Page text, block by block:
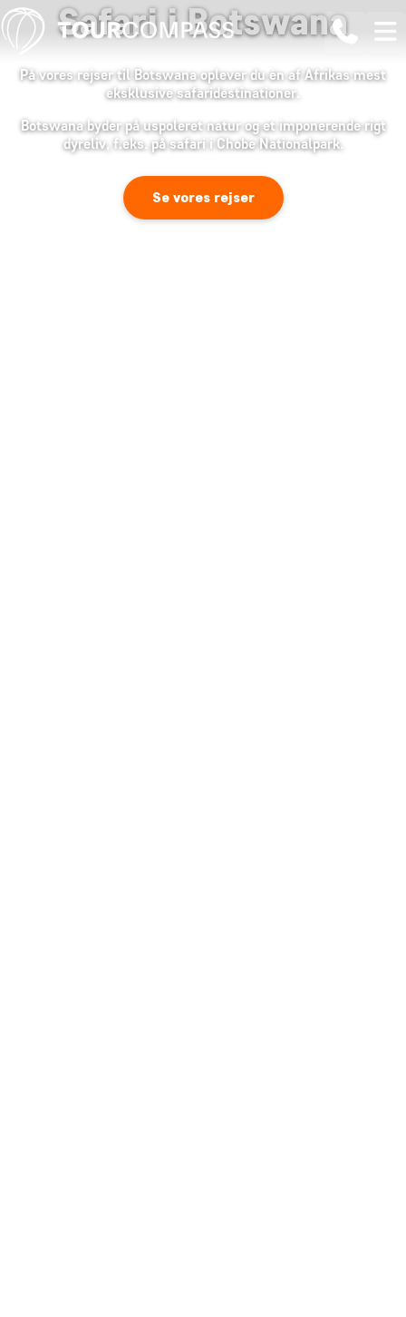
Safari i Botswana
På vores rejser til Botswana oplever du én af Afrikas mest
eksklusive safaridestinationer.
Botswana byder på uspoleret natur og et imponerende rigt
dyreliv, f.eks. på safari i Chobe Nationalpark.
Se vores rejser